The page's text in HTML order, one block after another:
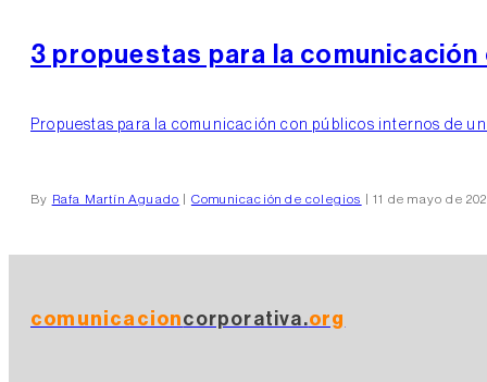
3 propuestas para la
Propuestas para la comunicación con públicos internos de
By Rafa Martín Aguado Comunicación de colegios | 11 de mayo de
comunicacioncorporativa.org